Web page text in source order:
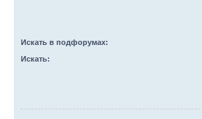
Искать в подфорумах:
Искать: